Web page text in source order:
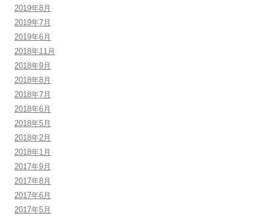
2019年8月
2019年7月
2019年6月
2018年11月
2018年9月
2018年8月
2018年7月
2018年6月
2018年5月
2018年2月
2018年1月
2017年9月
2017年8月
2017年6月
2017年5月